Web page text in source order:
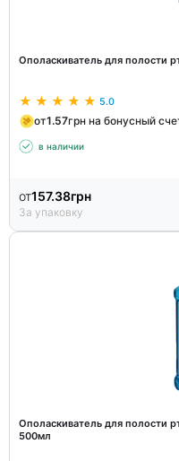
Ополаскиватель для полости
5.0
от1.57грн на бонусный
в наличии
от157.38грн
За упаковку
Ополаскиватель для полости
500мл